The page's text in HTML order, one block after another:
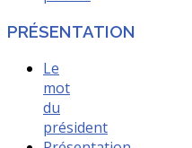
PRÉSENTATION
Le
mot
du
président